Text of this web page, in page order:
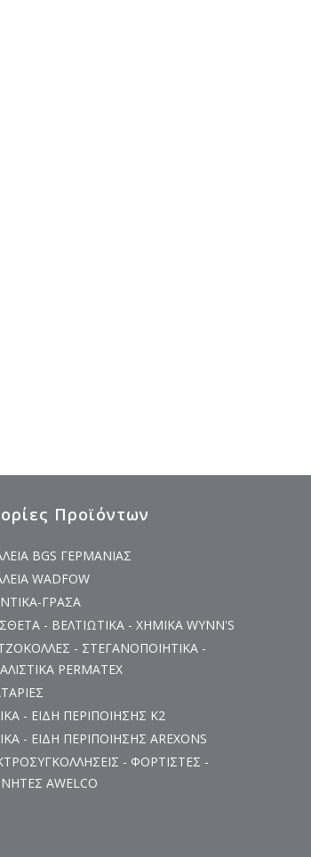
Προϊόντων
BGS ΓΕΡΜΑΝΙΑΣ
WADFOW
ΓΡΑΣΑ
- ΒΕΛΤΙΩΤΙΚΑ - ΧΗΜΙΚΑ WYNN'S
- ΣΤΕΓΑΝΟΠΟΙΗΤΙΚΑ -
PERMATEX
- ΕΙΔΗ ΠΕΡΙΠΟΙΗΣΗΣ K2
- ΕΙΔΗ ΠΕΡΙΠΟΙΗΣΗΣ AREXONS
- ΦΟΡΤΙΣΤΕΣ -
AWELCO